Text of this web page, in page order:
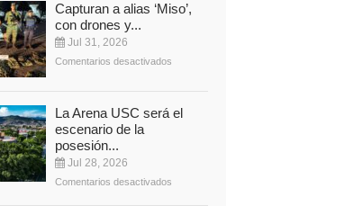
Capturan a alias ‘Miso’,
con drones y...
Jul 31, 2026
Comentarios desactivados
La Arena USC será el
escenario de la
posesión...
Jul 28, 2026
Comentarios desactivados